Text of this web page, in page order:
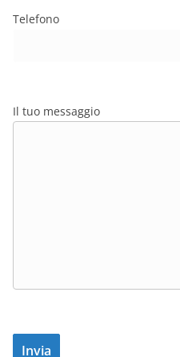
Telefono
Il tuo messaggio